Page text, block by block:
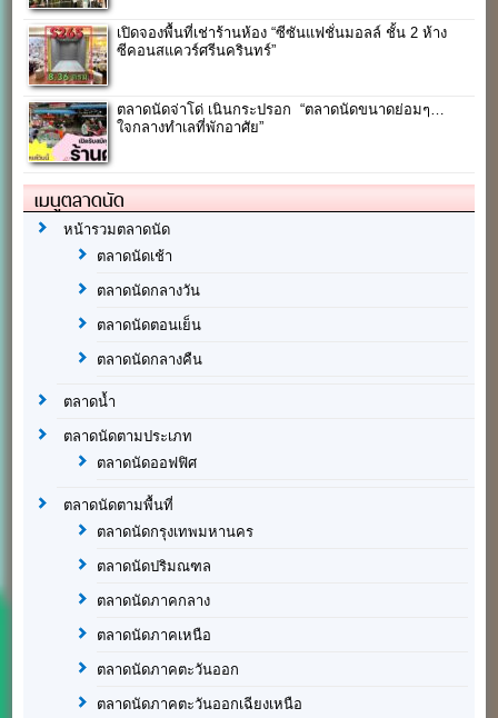
เปิดจองพื้นที่เช่าร้านห้อง “ซีซันแฟชั่นมอลล์ ชั้น 2 ห้าง
ซีคอนสแควร์ศรีนครินทร์”
ตลาดนัดจ่าโด่ เนินกระปรอก “ตลาดนัดขนาดย่อมๆ…
ใจกลางทำเลที่พักอาศัย”
เมนูตลาดนัด
หน้ารวมตลาดนัด
ตลาดนัดเช้า
ตลาดนัดกลางวัน
ตลาดนัดตอนเย็น
ตลาดนัดกลางคืน
ตลาดน้ำ
ตลาดนัดตามประเภท
ตลาดนัดออฟฟิศ
ตลาดนัดตามพื้นที่
ตลาดนัดกรุงเทพมหานคร
ตลาดนัดปริมณฑล
ตลาดนัดภาคกลาง
ตลาดนัดภาคเหนือ
ตลาดนัดภาคตะวันออก
ตลาดนัดภาคตะวันออกเฉียงเหนือ